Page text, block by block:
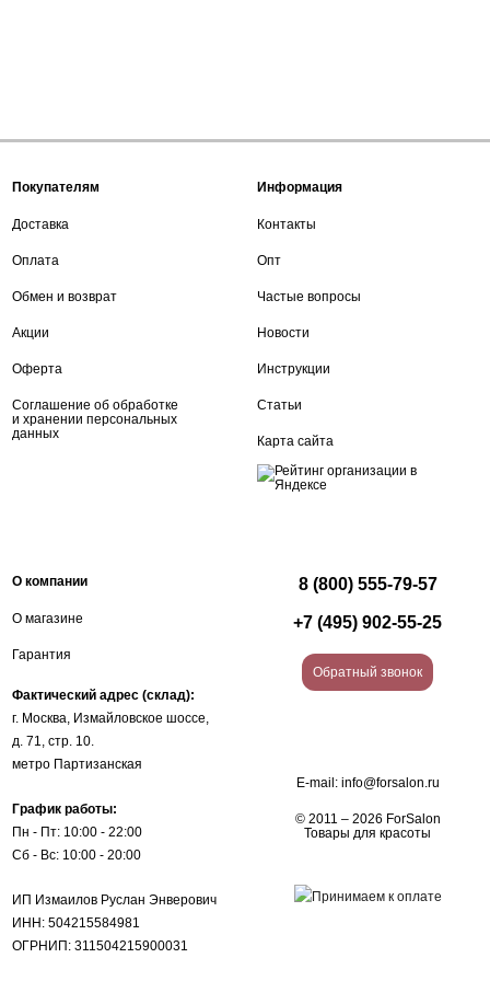
Покупателям
Доставка
Оплата
Обмен и возврат
Акции
Оферта
Соглашение об обработке
и хранении персональных
данных
Информация
Контакты
Опт
Частые вопросы
Новости
Инструкции
Статьи
Карта сайта
О компании
О магазине
Гарантия
Фактический адрес (склад):
г. Москва, Измайловское шоссе,
д. 71, стр. 10.
метро Партизанская
График работы:
Пн - Пт: 10:00 - 22:00
Сб - Вс: 10:00 - 20:00
ИП Измаилов Руслан Энверович
ИНН: 504215584981
ОГРНИП: 311504215900031
8 (800) 555-79-57
+7 (495) 902-55-25
Обратный звонок
E-mail: info@forsalon.ru
© 2011 – 2026 ForSalon
Товары для красоты